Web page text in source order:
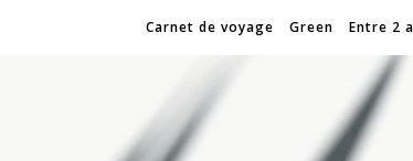
Carnet de voyage Green Entre 2